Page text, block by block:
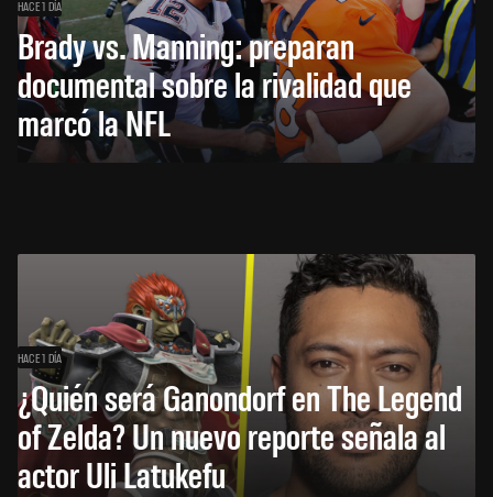
HACE 1 DÍA
Brady vs. Manning: preparan
documental sobre la rivalidad que
marcó la NFL
HACE 1 DÍA
¿Quién será Ganondorf en The Legend
of Zelda? Un nuevo reporte señala al
actor Uli Latukefu